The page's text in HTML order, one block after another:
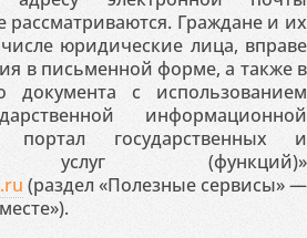
рассматриваются. Граждане и их
юридические лица, вправе
в письменной форме, а также в
документа с использованием
информационной
государственных и
услуг (функций)»
(раздел «Полезные сервисы» —